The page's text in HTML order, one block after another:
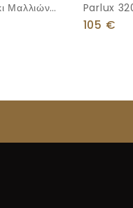
Μαλλιών
Parlux
1900W
105 €